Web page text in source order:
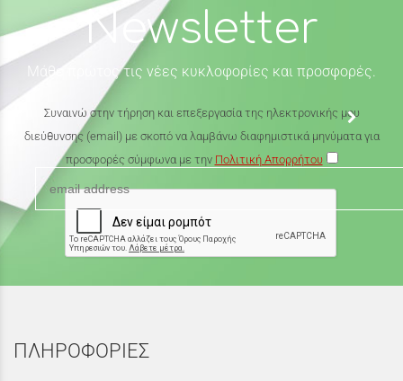
Newsletter
Μάθε πρώτος τις νέες κυκλοφορίες και προσφορές.
Συναινώ στην τήρηση και επεξεργασία της ηλεκτρονικής μου
διεύθυνσης (email) με σκοπό να λαμβάνω διαφημιστικά μηνύματα για
προσφορές σύμφωνα με την Πολιτική Απορρήτου
ΠΛΗΡΟΦΟΡΙΕΣ